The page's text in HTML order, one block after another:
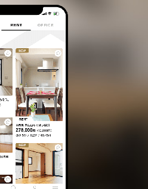
イバシーマーク申請、ISMS申請業務
業務を遂行する場合に 個人情報の
ります。
の法令に定めのある場合を除き、
同意を得ることなく、第三者に提供
て
個人情報についての開示の請求があ
ます。
認できない場合 には、開示に応じ
ご本人から訂正・追加・削除の請求
にこれらの請求に対応いたします。